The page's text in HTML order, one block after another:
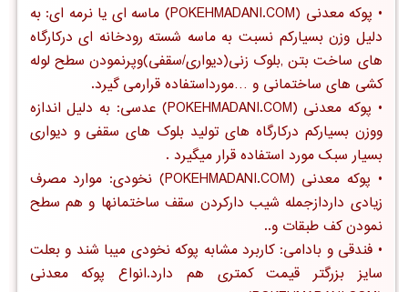
• پوکه معدنی (POKEHMADANI.COM) ماسه ای یا نرمه ای: به
دلیل وزن بسیارکم نسبت به ماسه شسته رودخانه ای درکارگاه
های ساخت بتن ,بلوک زنی(دیواری/سقفی)وپرنمودن سطح لوله
کشی های ساختمانی و …مورداستفاده قرارمی گیرد.
• پوکه معدنی (POKEHMADANI.COM) عدسی: به دلیل اندازه
ووزن بسیارکم درکارگاه های تولید بلوک های سقفی و دیواری
بسیار سبک مورد استفاده قرار میگیرد .
• پوکه معدنی (POKEHMADANI.COM) نخودی: موارد مصرف
زیادی داردازجمله شیب دارکردن سقف ساختمانها و هم سطح
نمودن کف طبقات و..
• فندقی و بادامی: کاربرد مشابه پوکه نخودی میبا شند و بعلت
سایز بزرگتر قیمت کمتری هم دارد.انواع پوکه معدنی